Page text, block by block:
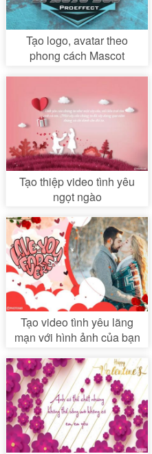
Tạo logo, avatar theo
phong cách Mascot
Tạo thiệp video tình yêu
ngọt ngào
Tạo video tình yêu lãng
mạn với hình ảnh của bạn